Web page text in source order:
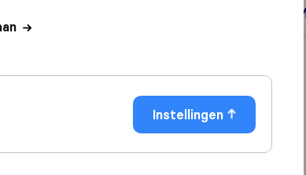
Instellingen